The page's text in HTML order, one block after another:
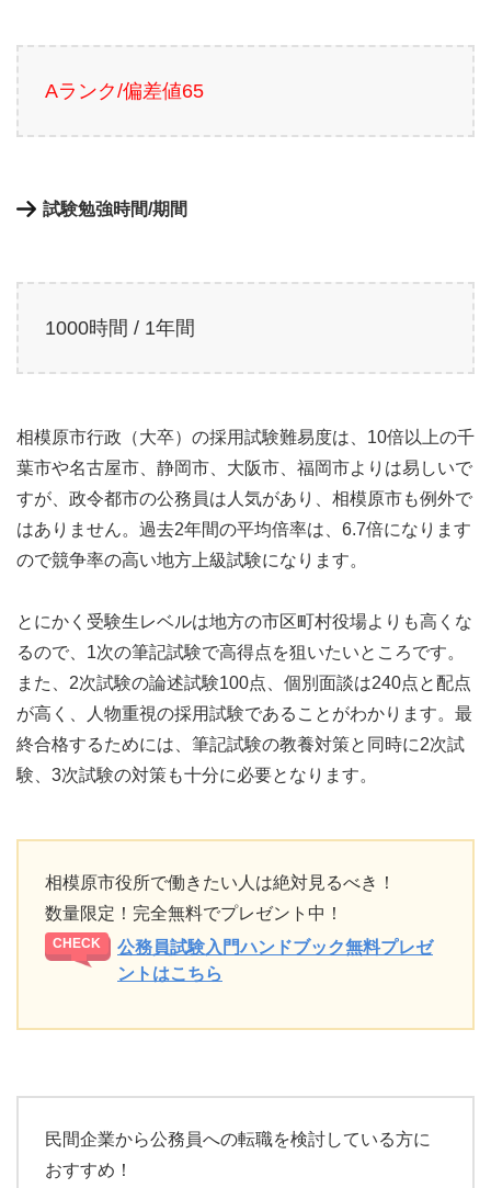
Aランク/偏差値65
試験勉強時間/期間
1000時間 / 1年間
相模原市行政（大卒）の採用試験難易度は、10倍以上の千
葉市や名古屋市、静岡市、大阪市、福岡市よりは易しいで
すが、政令都市の公務員は人気があり、相模原市も例外で
はありません。過去2年間の平均倍率は、6.7倍になります
ので競争率の高い地方上級試験になります。
とにかく受験生レベルは地方の市区町村役場よりも高くな
るので、1次の筆記試験で高得点を狙いたいところです。
また、2次試験の論述試験100点、個別面談は240点と配点
が高く、人物重視の採用試験であることがわかります。最
終合格するためには、筆記試験の教養対策と同時に2次試
験、3次試験の対策も十分に必要となります。
相模原市役所で働きたい人は絶対見るべき！
数量限定！完全無料でプレゼント中！
公務員試験入門ハンドブック無料プレゼ
ントはこちら
民間企業から公務員への転職を検討している方に
おすすめ！